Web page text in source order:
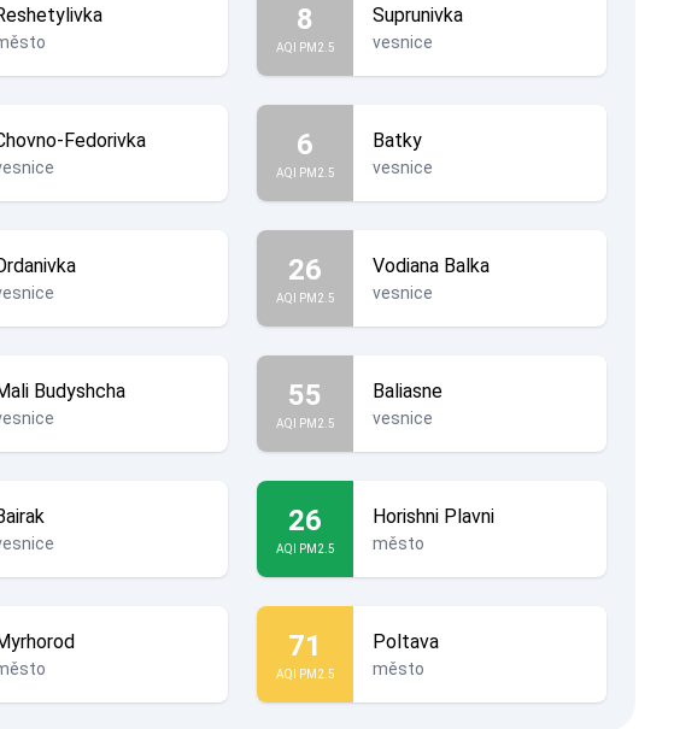
8
AQI PM2.5
Suprunivka
vesnice
Fedorivka 6
AQI PM2.5
Batky
vesnice
26
AQI PM2.5
Vodiana Balka
vesnice
Budyshcha 55
AQI PM2.5
Baliasne
vesnice
26
AQI PM2.5
Horishni Plavni
město
71
AQI PM2.5
Poltava
město